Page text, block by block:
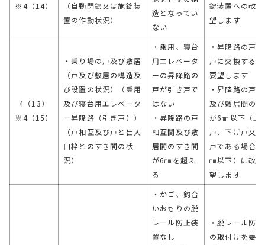
※4（14）
（自動閉鎖又は施錠装
置の作動状況）
造となってい
ない
錠装置への改
望します
4（13）
※4（15）
・乗り場の戸及び敷居
（戸及び敷居の構造及
び設置の状況）（乗用
及び寝台用エレベータ
ー昇降路（引き戸））
（戸相互及び戸と出入
口枠とのすき間の状
況）
・乗用、寝台
用エレベータ
ーの昇降路の
戸が引き戸で
はない
・昇降路の戸
相互間及び敷
居間のすき間
が6㎜を超え
る
・昇降路の戸
戸に交換する
要望します
・昇降路の戸
及び敷居間の
が6㎜以下（上
戸、下げ戸又
戸である場合
㎜以下）に改
望します
・かご、釣合
いおもりの脱
レール防止装
置なし
・脱レール防
の取付けを要